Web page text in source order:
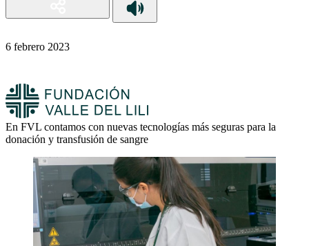
6 febrero 2023
En FVL contamos con nuevas tecnologías más seguras para la
donación y transfusión de sangre